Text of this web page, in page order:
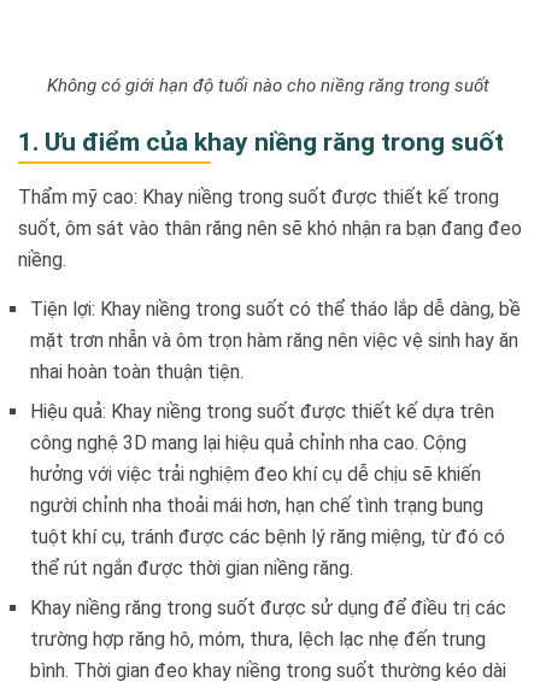
Không có giới hạn độ tuổi nào cho niềng răng trong suốt
1. Ưu điểm của khay niềng răng trong suốt
Thẩm mỹ cao: Khay niềng trong suốt được thiết kế trong
suốt, ôm sát vào thân răng nên sẽ khó nhận ra bạn đang đeo
niềng.
Tiện lợi: Khay niềng trong suốt có thể tháo lắp dễ dàng, bề
mặt trơn nhẵn và ôm trọn hàm răng nên việc vệ sinh hay ăn
nhai hoàn toàn thuận tiện.
Hiệu quả: Khay niềng trong suốt được thiết kế dựa trên
công nghệ 3D mang lại hiệu quả chỉnh nha cao. Cộng
hưởng với việc trải nghiệm đeo khí cụ dễ chịu sẽ khiến
người chỉnh nha thoải mái hơn, hạn chế tình trạng bung
tuột khí cụ, tránh được các bệnh lý răng miệng, từ đó có
thể rút ngắn được thời gian niềng răng.
Khay niềng răng trong suốt được sử dụng để điều trị các
trường hợp răng hô, móm, thưa, lệch lạc nhẹ đến trung
bình. Thời gian đeo khay niềng trong suốt thường kéo dài